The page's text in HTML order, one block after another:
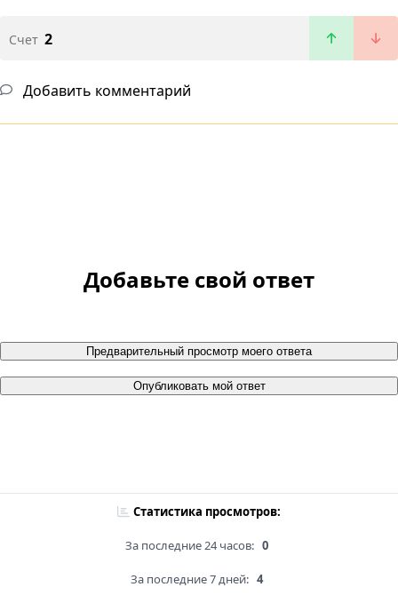
Счет 2
Добавить комментарий
Добавьте свой ответ
Предварительный просмотр моего ответа
Опубликовать мой ответ
Статистика просмотров:
За последние 24 часов: 0
За последние 7 дней: 4